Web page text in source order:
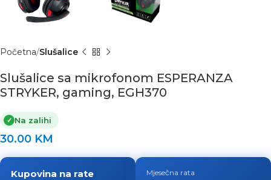
Početna Slušalice
Slušalice sa mikrofonom ESPERANZA
STRYKER, gaming, EGH370
✓ Na zalihi
30.00 KM
Kupovina na rate Mjesečna rata